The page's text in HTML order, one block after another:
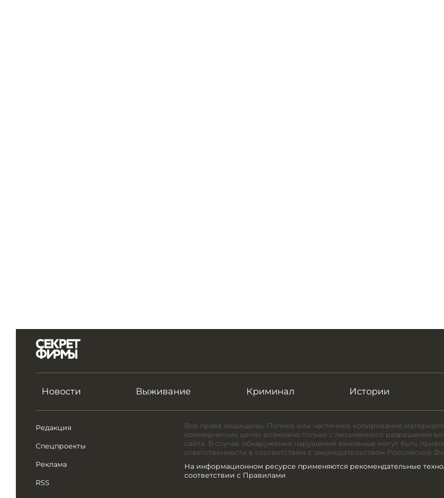
Новости Выживание Криминал Истории
Редакция
Спецпроекты
Реклама
RSS
Все права защищены. Полное или частичное копирование
коммерческих целях возможно только с письменного разрешения
сайта. В случае обнаружения нарушений виновные могут быть
ответственности в соответствии с законодательством Российской
На информационном ресурсе применяются рекомендательные
соответствии с Правилами